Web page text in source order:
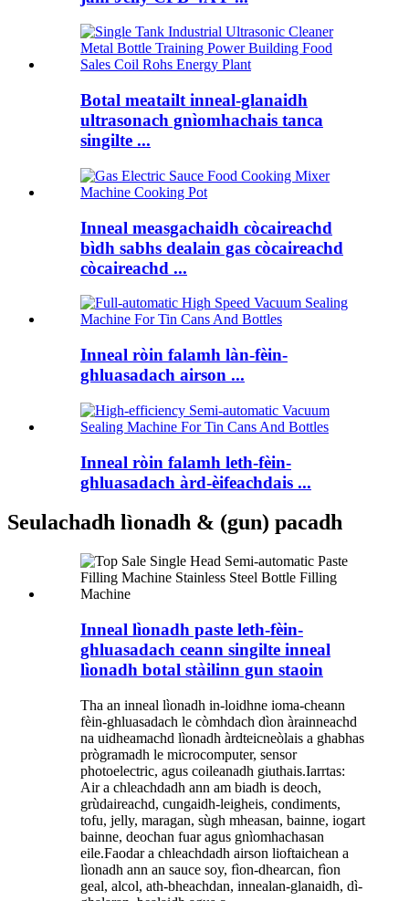
Botal meatailt inneal-glanaidh
ultrasonach gnìomhachais tanca
singilte ...
Inneal measgachaidh còcaireachd
bìdh sabhs dealain gas còcaireachd
còcaireachd ...
Inneal ròin falamh làn-fèin-
ghluasadach airson ...
Inneal ròin falamh leth-fèin-
ghluasadach àrd-èifeachdais ...
Seulachadh lìonadh & (gun) pacadh
Inneal lìonadh paste leth-fèin-
ghluasadach ceann singilte inneal
lìonadh botal stàilinn gun staoin
Tha an inneal lìonadh in-loidhne ioma-cheann
fèin-ghluasadach le còmhdach dìon àrainneachd
na uidheamachd lìonadh àrdteicneòlais a ghabhas
prògramadh le microcomputer, sensor
photoelectric, agus coileanadh giuthais.Iarrtas:
Air a chleachdadh ann am biadh is deoch,
grùdaireachd, cungaidh-leigheis, condiments,
tofu, jelly, maragan, sùgh mheasan, bainne, iogart
bainne, deochan fuar agus gnìomhachasan
eile.Faodar a chleachdadh airson lioftaichean a
lìonadh ann an sauce soy, fìon-dhearcan, fìon
geal, alcol, ath-bheachdan, innealan-glanaidh, dì-